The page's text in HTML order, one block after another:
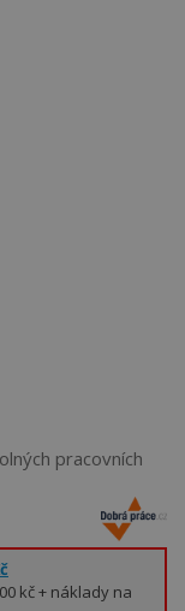
pracovních
kč + náklady na